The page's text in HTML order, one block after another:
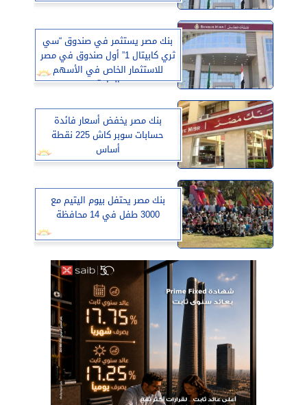
بنك مصر يستثمر في صندوق “سي
ثري كابيتال 1” أول صندوق في مصر
للاستثمار الخاص في الأسهم
العامة
بنك مصر يخفض أسعار فائدة
حسابات سوبر كاش 225 نقطة
أساس
بنك مصر يحتفل بيوم اليتيم مع
3000 طفل في 14 محافظة